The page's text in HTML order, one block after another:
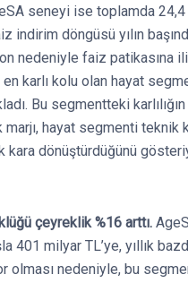
seneyi ise toplamda 24,4
indirim döngüsü yılın
nedeniyle faiz patikasına
en karlı kolu olan hayat
Bu segmentteki
hayat segmenti teknik
dönüştürdüğünü
çeyreklik %16 arttı.
401 milyar TL’ye, yıllık
olması nedeniyle, bu